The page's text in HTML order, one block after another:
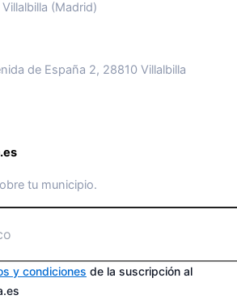
(Madrid)
de España 2, 28810 Villalbilla
tu municipio.
y condiciones de la suscripción al